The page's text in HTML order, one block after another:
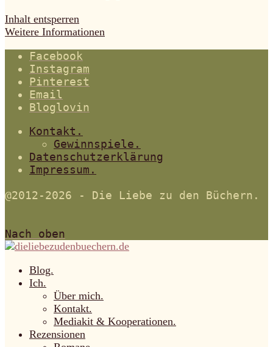
Inhalt entsperren
Weitere Informationen
Facebook
Instagram
Pinterest
Email
Bloglovin
Kontakt.
Gewinnspiele.
Datenschutzerklärung
Impressum.
@2012-2026 - Die Liebe zu den Büchern.
Nach oben
Blog.
Ich.
Über mich.
Kontakt.
Mediakit & Kooperationen.
Rezensionen